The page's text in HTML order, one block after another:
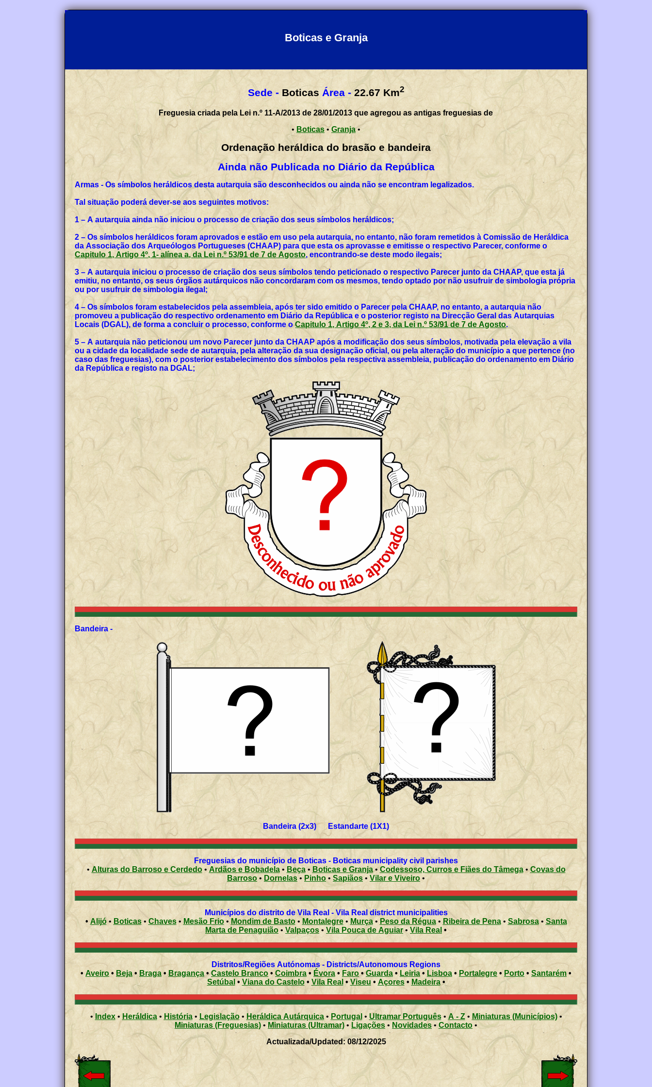
Boticas e Granja
Sede - Boticas Área - 22.67 Km2
Freguesia criada pela Lei n.º 11-A/2013 de 28/01/2013 que agregou as antigas freguesias de
• Boticas•Granja•
Ordenação heráldica do brasão e bandeira
Ainda não Publicada no Diário da República
Armas - Os símbolos heráldicos desta autarquia são desconhecidos ou ainda não se encontram legalizados.
Tal situação poderá dever-se aos seguintes motivos:
1 – A autarquia ainda não iniciou o processo de criação dos seus símbolos heráldicos;
2 – Os símbolos heráldicos foram aprovados e estão em uso pela autarquia, no entanto, não foram remetidos à Comissão de Heráldica
da Associação dos Arqueólogos Portugueses (CHAAP) para que esta os aprovasse e emitisse o respectivo Parecer, conforme o
Capitulo 1, Artigo 4º, 1- alínea a, da Lei n.º 53/91 de 7 de Agosto, encontrando-se deste modo ilegais;
3 – A autarquia iniciou o processo de criação dos seus símbolos tendo peticionado o respectivo Parecer junto da CHAAP, que esta já
emitiu, no entanto, os seus órgãos autárquicos não concordaram com os mesmos, tendo optado por não usufruir de simbologia própria
ou por usufruir de simbologia ilegal;
4 – Os símbolos foram estabelecidos pela assembleia, após ter sido emitido o Parecer pela CHAAP, no entanto, a autarquia não
promoveu a publicação do respectivo ordenamento em Diário da República e o posterior registo na Direcção Geral das Autarquias
Locais (DGAL), de forma a concluir o processo, conforme oCapitulo 1, Artigo 4º, 2 e 3, da Lei n.º 53/91 de 7 de Agosto.
5 – A autarquia não peticionou um novo Parecer junto da CHAAP após a modificação dos seus símbolos, motivada pela elevação a vila
ou a cidade da localidade sede de autarquia, pela alteração da sua designação oficial, ou pela alteração do município a que pertence (no
caso das freguesias), com o posterior estabelecimento dos símbolos pela respectiva assembleia, publicação do ordenamento em Diário
da República e registo na DGAL;
Bandeira -
Bandeira (2x3) Estandarte (1X1)
Freguesias do município de Boticas - Boticas municipality civil parishes
•
Alturas do Barroso e Cerdedo• Ardãos e Bobadela• Beça• Boticas e Granja• Codessoso, Curros e Fiães do Tâmega•Covas do
Barroso • Dornelas • Pinho • Sapiãos • Vilar e Viveiro •
Municípios do distrito de Vila Real - Vila Real district municipalities
• Alijó• Boticas• Chaves• Mesão Frio• Mondim de Basto• Montalegre• Murça• Peso da Régua• Ribeira de Pena• Sabrosa• Santa
Marta de Penaguião • Valpaços• Vila Pouca de Aguiar• Vila Real •
Distritos/Regiões Autónomas - Districts/Autonomous Regions
• Aveiro • Beja• Braga •Bragança •Castelo Branco •Coimbra • Évora • Faro •Guarda • Leiria • Lisboa •Portalegre • Porto• Santarém •
Setúbal • Viana do Castelo• Vila Real •Viseu• Açores • Madeira •
• Index• Heráldica• História • Legislação • Heráldica Autárquica• Portugal • Ultramar Português• A - Z• Miniaturas (Municípios)•
Miniaturas (Freguesias) • Miniaturas (Ultramar)• Ligações • Novidades • Contacto •
Actualizada/Updated: 08/12/2025